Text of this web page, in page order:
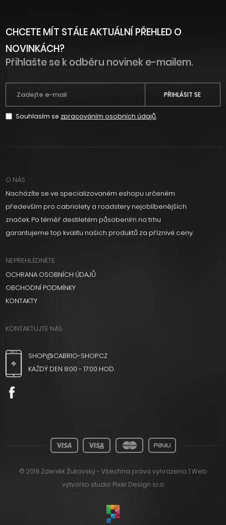
CHCETE MÍT STÁLE AKTUÁLNÍ PŘEHLED O
NOVINKÁCH?
Přihlašte se k odběru novinek e-mailem.
PŘIHLÁSIT SE
Souhlasím se zpracováním osobních údajů.
O NÁS
Nacházíte se ve specializovaném eshopu určeném
především pro cabriolety a roadstery nejoblíbenějších
značek. Po téměř destiletém působením na trhu
garantujeme top kvalitu našich produktů za příznivé ceny.
NEPŘEHLÉDNĚTE
OCHRANA OSOBNÍCH ÚDAJŮ
OBCHODNÍ PODMÍNKY
KONTAKTY
KONTAKTUJTE NÁS
SHOP@CABRIO-SHOP.CZ
KAŽDÝ DEN 8:00 - 17:00 HOD.
© 2019 Zdeněk Žukovský - Všechna práva vyhrazena. | Web
vytvořilo studio Pixel Design s.r.o.